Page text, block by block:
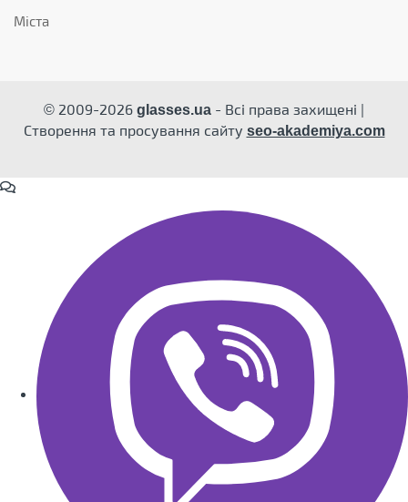
Міста
© 2009-2026 glasses.ua - Всі права захищені |
Створення та просування сайту seo-akademiya.com